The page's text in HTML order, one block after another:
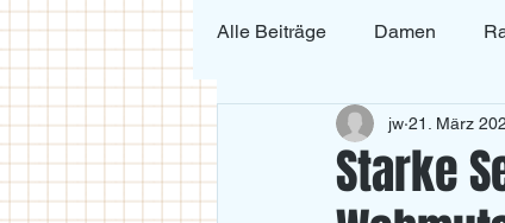
Alle Beiträge Damen
Krafttraining und
Starke
jw 21. März